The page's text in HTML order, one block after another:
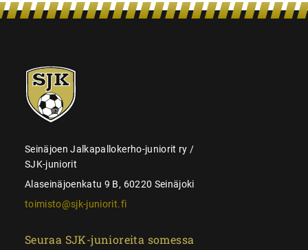
SJK-
juniorit
Seinäjoen Jalkapallokerho-juniorit ry /
SJK-juniorit
Alaseinäjoenkatu 9 B, 60220 Seinäjoki
toimisto@sjk-juniorit.fi
Seuraa SJK-junioreita somessa